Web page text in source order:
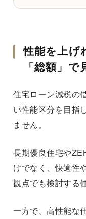
性能を上げ
「総額」で
住宅ローン減税の
い性能区分を目指
ません。
長期優良住宅や
けでなく、快適性
観点でも検討する
一方で、高性能な